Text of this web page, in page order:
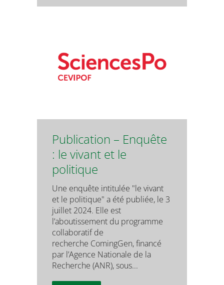
Publication – Enquête
: le vivant et le
politique
Une enquête intitulée "le vivant
et le politique" a été publiée, le 3
juillet 2024. Elle est
l’aboutissement du programme
collaboratif de
recherche ComingGen, financé
par l’Agence Nationale de la
Recherche (ANR), sous...